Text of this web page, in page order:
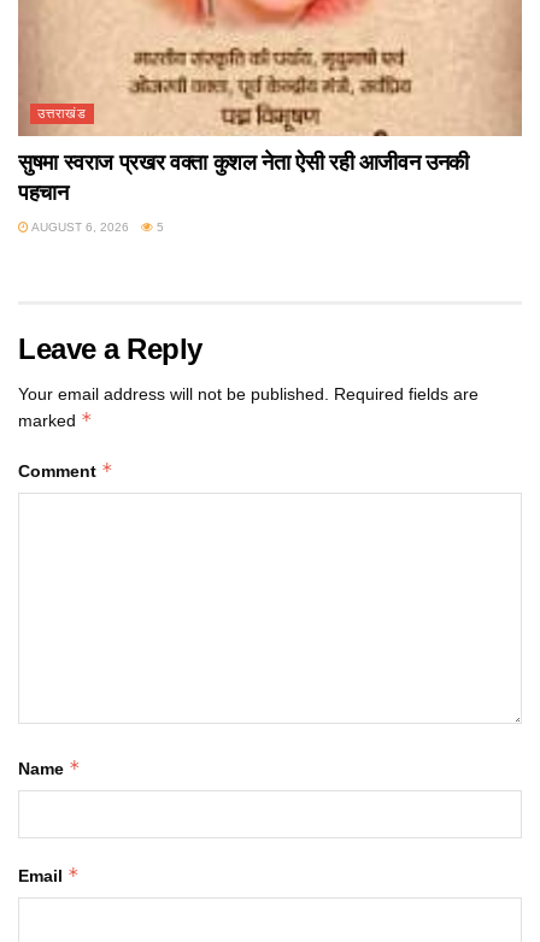
उत्तराखंड
सुषमा स्वराज प्रखर वक्ता कुशल नेता ऐसी रही आजीवन उनकी
पहचान
AUGUST 6, 2026 5
Leave a Reply
Your email address will not be published.
Required fields are
marked *
Comment *
Name *
Email *